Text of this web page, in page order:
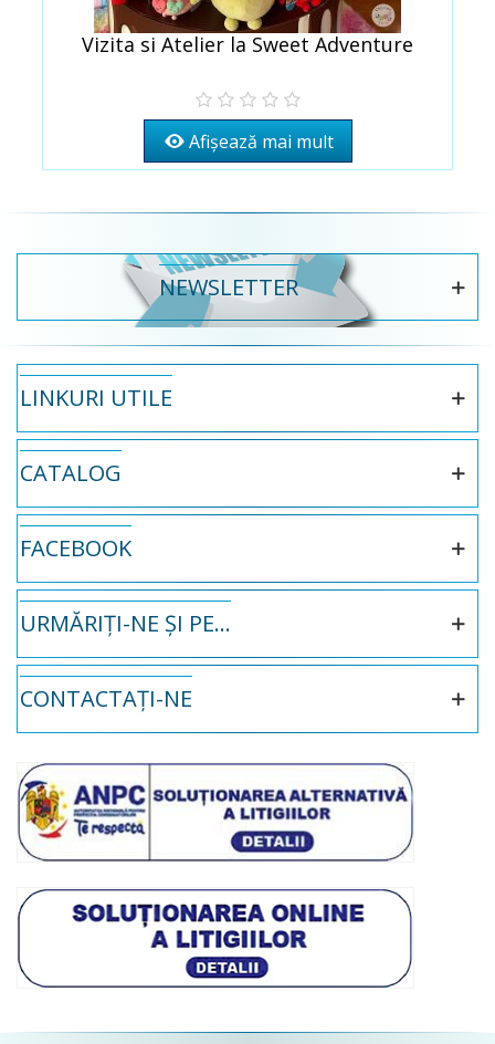
Vizita si Atelier la Sweet Adventure
Afișează mai mult
NEWSLETTER
LINKURI UTILE
CATALOG
FACEBOOK
URMĂRIȚI-NE ȘI PE...
CONTACTAȚI-NE